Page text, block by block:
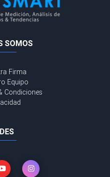
SOMOS
Firma
Equipo
Condiciones